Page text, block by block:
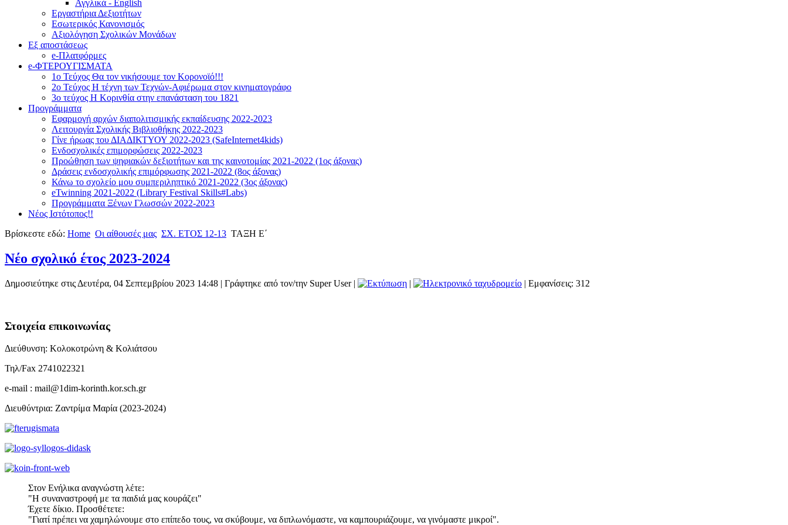
Αγγλικά - English
Εργαστήρια Δεξιοτήτων
Εσωτερικός Κανονισμός
Αξιολόγηση Σχολικών Μονάδων
Εξ αποστάσεως
e-Πλατφόρμες
e-ΦΤΕΡΟΥΓΙΣΜΑΤΑ
1ο Τεύχος Θα τον νικήσουμε τον Κορονοϊό!!!
2ο Τεύχος Η τέχνη των Τεχνών-Αφιέρωμα στον κινηματογράφο
3ο τεύχος Η Κορινθία στην επανάσταση του 1821
Προγράμματα
Εφαρμογή αρχών διαπολιτισμικής εκπαίδευσης 2022-2023
Λειτουργία Σχολικής Βιβλιοθήκης 2022-2023
Γίνε ήρωας του ΔΙΑΔΙΚΤΥΟΥ 2022-2023 (SafeInternet4kids)
Ενδοσχολικές επιμορφώσεις 2022-2023
Προώθηση των ψηφιακών δεξιοτήτων και της καινοτομίας 2021-2022 (1ος άξονας)
Δράσεις ενδοσχολικής επιμόρφωσης 2021-2022 (8ος άξονας)
Κάνω το σχολείο μου συμπεριληπτικό 2021-2022 (3ος άξονας)
eTwinning 2021-2022 (Library Festival Skills#Labs)
Προγράμματα Ξένων Γλωσσών 2022-2023
Νέος Ιστότοπος!!
Βρίσκεστε εδώ: Home Οι αίθουσές μας ΣΧ. ΕΤΟΣ 12-13 ΤΑΞΗ Ε΄
Νέο σχολικό έτος 2023-2024
Δημοσιεύτηκε στις Δευτέρα, 04 Σεπτεμβρίου 2023 14:48 | Γράφτηκε από τον/την Super User| | | Εμφανίσεις: 312
Στοιχεία επικοινωνίας
Διεύθυνση: Κολοκοτρώνη & Κολιάτσου
Τηλ/Fax 2741022321
e-mail : mail@1dim-korinth.kor.sch.gr
Διευθύντρια: Ζαντρίμα Μαρία (2023-2024)
Στον Ενήλικα αναγνώστη λέτε:
"Η συναναστροφή με τα παιδιά μας κουράζει"
Έχετε δίκιο. Προσθέτετε:
"Γιατί πρέπει να χαμηλώνουμε στο επίπεδο τους, να σκύβουμε, να διπλωνόμαστε, να καμπουριάζουμε, να γινόμαστε μικροί".